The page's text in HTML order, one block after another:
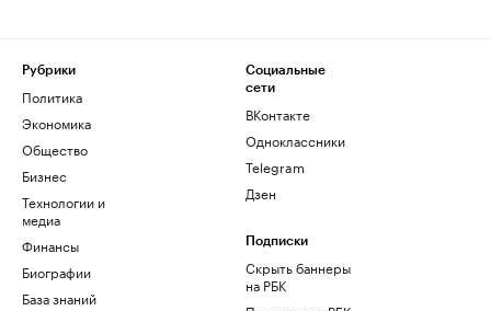
Рубрики
Политика
Экономика
Общество
Бизнес
Технологии и
медиа
Финансы
Биографии
База знаний
Социальные
сети
ВКонтакте
Одноклассники
Telegram
Дзен
Подписки
Скрыть баннеры
на РБК